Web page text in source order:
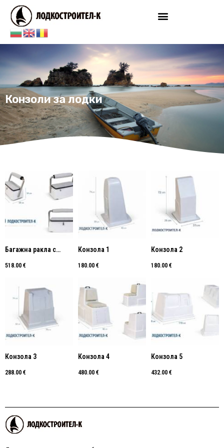
content
Конзоли за лодки
Багажна ракла с
518.00 €
Конзола 1
180.00 €
Конзола 2
180.00 €
Конзола 3
288.00 €
Конзола 4
480.00 €
Конзола 5
432.00 €